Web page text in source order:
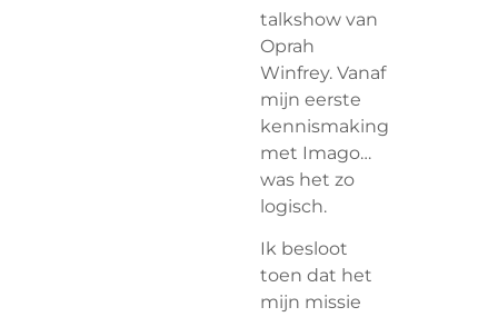
talkshow van
Oprah
Winfrey. Vanaf
mijn eerste
kennismaking
met Imago…
was het zo
logisch.
Ik besloot
toen dat het
mijn missie